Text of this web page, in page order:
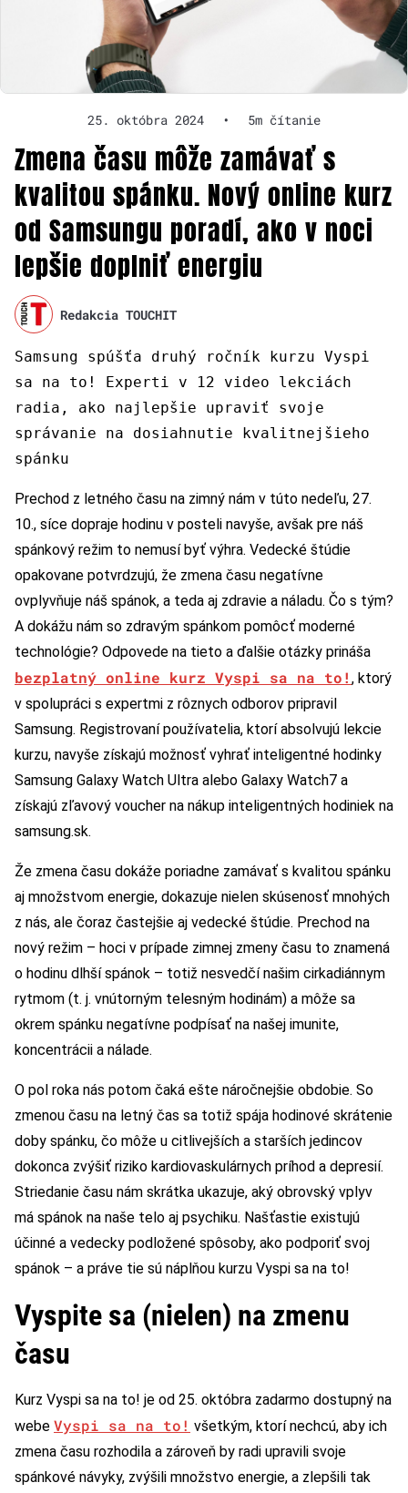
25. októbra 2024 • 5m čítanie
Zmena času môže zamávať s
kvalitou spánku. Nový online kurz
od Samsungu poradí, ako v noci
lepšie doplniť energiu
Redakcia TOUCHIT
Samsung spúšťa druhý ročník kurzu Vyspi
sa na to! Experti v 12 video lekciách
radia, ako najlepšie upraviť svoje
správanie na dosiahnutie kvalitnejšieho
spánku
Prechod z letného času na zimný nám v túto nedeľu, 27.
10., síce dopraje hodinu v posteli navyše, avšak pre náš
spánkový režim to nemusí byť výhra. Vedecké štúdie
opakovane potvrdzujú, že zmena času negatívne
ovplyvňuje náš spánok, a teda aj zdravie a náladu. Čo s tým?
A dokážu nám so zdravým spánkom pomôcť moderné
technológie? Odpovede na tieto a ďalšie otázky prináša
bezplatný online kurz Vyspi sa na to! , ktorý
v spolupráci s expertmi z rôznych odborov pripravil
Samsung. Registrovaní používatelia, ktorí absolvujú lekcie
kurzu, navyše získajú možnosť vyhrať inteligentné hodinky
Samsung Galaxy Watch Ultra alebo Galaxy Watch7 a
získajú zľavový voucher na nákup inteligentných hodiniek na
samsung.sk.
Že zmena času dokáže poriadne zamávať s kvalitou spánku
aj množstvom energie, dokazuje nielen skúsenosť mnohých
z nás, ale čoraz častejšie aj vedecké štúdie. Prechod na
nový režim – hoci v prípade zimnej zmeny času to znamená
o hodinu dlhší spánok – totiž nesvedčí našim cirkadiánnym
rytmom (t. j. vnútorným telesným hodinám) a môže sa
okrem spánku negatívne podpísať na našej imunite,
koncentrácii a nálade.
O pol roka nás potom čaká ešte náročnejšie obdobie. So
zmenou času na letný čas sa totiž spája hodinové skrátenie
doby spánku, čo môže u citlivejších a starších jedincov
dokonca zvýšiť riziko kardiovaskulárnych príhod a depresií.
Striedanie času nám skrátka ukazuje, aký obrovský vplyv
má spánok na naše telo aj psychiku. Našťastie existujú
účinné a vedecky podložené spôsoby, ako podporiť svoj
spánok – a práve tie sú náplňou kurzu Vyspi sa na to!
Vyspite sa (nielen) na zmenu
času
Kurz Vyspi sa na to! je od 25. októbra zadarmo dostupný na
webe Vyspi sa na to! všetkým, ktorí nechcú, aby ich
zmena času rozhodila a zároveň by radi upravili svoje
spánkové návyky, zvýšili množstvo energie, a zlepšili tak